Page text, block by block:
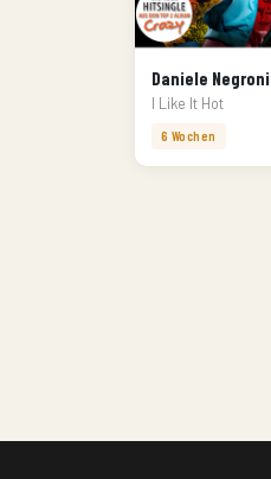
Daniele Negroni
I Like It Hot
6 Wochen